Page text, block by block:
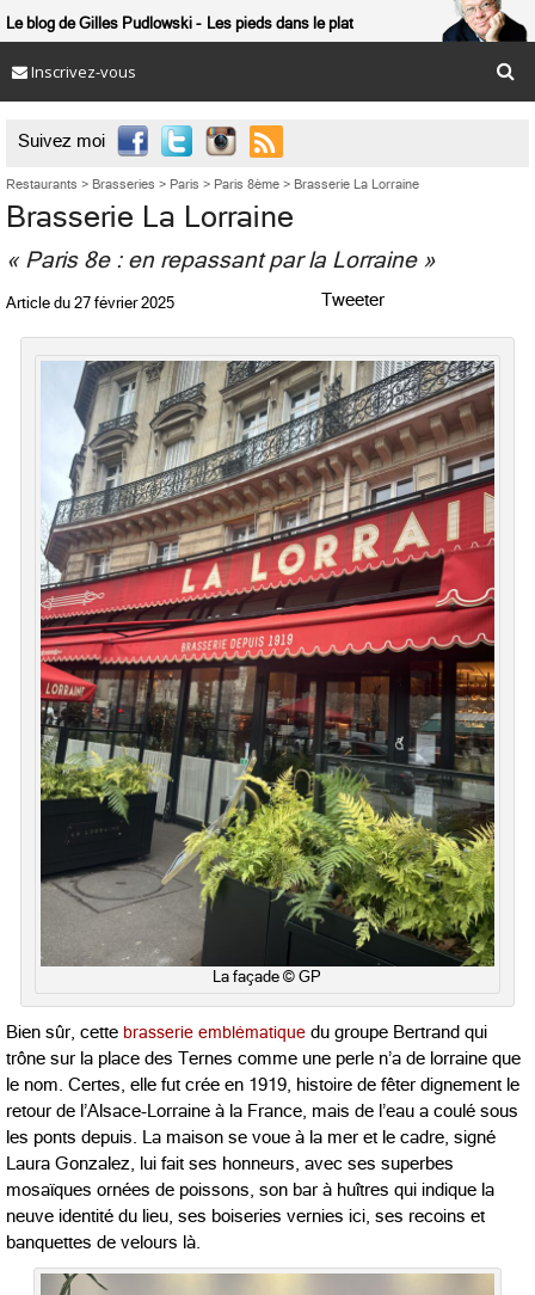
Le blog de Gilles Pudlowski Les pieds dans le plat
Inscrivez-vous
Suivez moi 
Restaurants > Brasseries > Paris > Paris 8ème > Brasserie La Lorraine
Brasserie La Lorraine
« Paris 8e : en repassant par la Lorraine »
Article du 27 février 2025 Tweeter
La façade © GP
Bien sûr, cette brasserie emblématique du groupe Bertrand qui
trône sur la place des Ternes comme une perle n’a de lorraine que
le nom. Certes, elle fut crée en 1919, histoire de fêter dignement le
retour de l’Alsace-Lorraine à la France, mais de l’eau a coulé sous
les ponts depuis. La maison se voue à la mer et le cadre, signé
Laura Gonzalez, lui fait ses honneurs, avec ses superbes
mosaïques ornées de poissons, son bar à huîtres qui indique la
neuve identité du lieu, ses boiseries vernies ici, ses recoins et
banquettes de velours là.